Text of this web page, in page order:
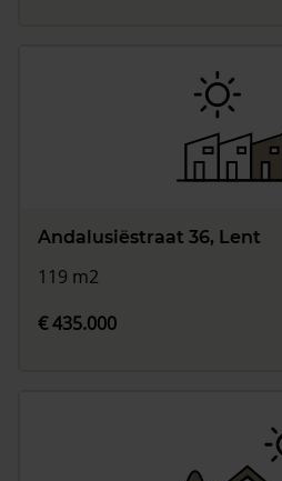
Andalusiëstraat 36, Lent
119 m2
€ 435.000